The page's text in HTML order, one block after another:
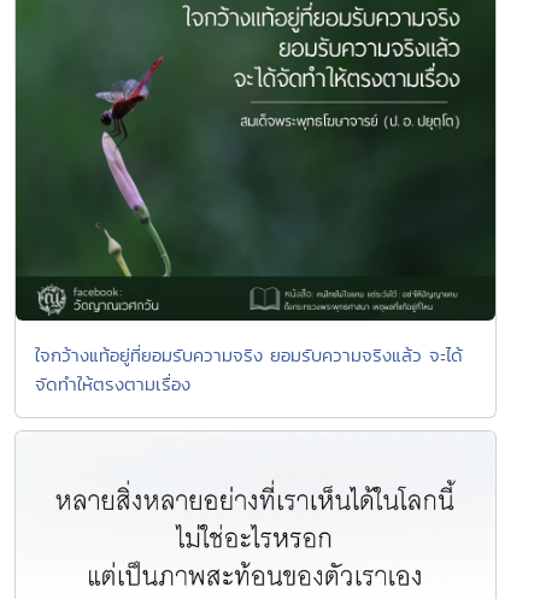
ใจกว้างแท้อยู่ที่ยอมรับความจริง ยอมรับความจริงแล้ว จะได้
จัดทำให้ตรงตามเรื่อง